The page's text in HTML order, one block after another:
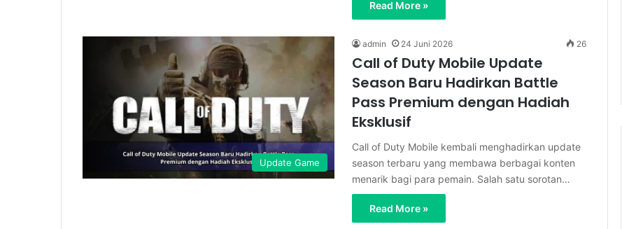
Read More »
Update Game
admin 24 Juni 2026 26
Call of Duty Mobile Update
Season Baru Hadirkan Battle
Pass Premium dengan Hadiah
Eksklusif
Call of Duty Mobile kembali menghadirkan update
season terbaru yang membawa berbagai konten
menarik bagi para pemain. Salah satu sorotan…
Read More »